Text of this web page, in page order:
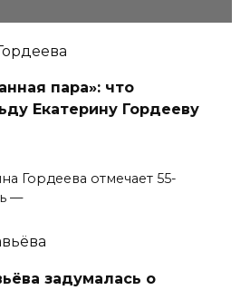
пара»: что
Екатерину Гордееву
Гордеева отмечает 55-
—
задумалась о